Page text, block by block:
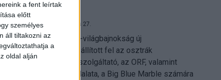
a fent leírtak
előtt
személyes
áll tiltakozni az
a
oldal alján
mindent vitt
Digital Center 2026. július 27.
A 2026-os labdarúgó-világbajnokság új
streamingrekordokat állított fel az osztrák
közszolgálati műsorszolgáltató, az ORF, valamint
technológiai leányvállalata, a Big Blue Marble számára